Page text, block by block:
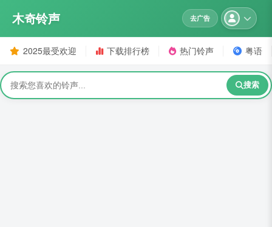
木奇铃声 去广告
2025最受欢迎 下载排行榜 热门铃声 粤语
搜索